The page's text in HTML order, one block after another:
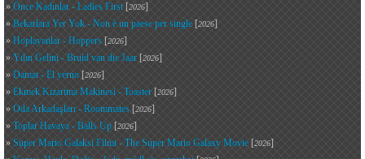
» Önce Kadınlar - Ladies First[2026]
» Bekarlara Yer Yok - Non è un paese per single [2026]
» Hoplayanlar - Hoppers [2026]
» Yılın Gelini - Bruid van die Jaar [2026]
» Damat - El yerno [2026]
» Ekmek Kızartma Makinesi - Toaster [2026]
» Oda Arkadaşları - Roommates [2026]
» Toplar Havaya - Balls Up [2026]
» Süper Mario Galaksi Filmi - The Super Mario Galaxy Movie [2026]